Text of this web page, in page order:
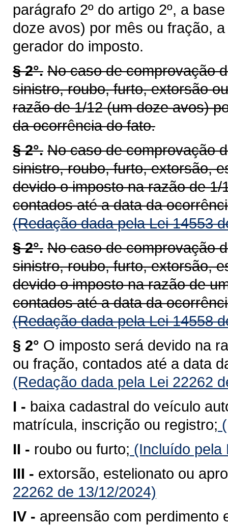
parágrafo 2º do artigo 2º, a
doze avos) por mês ou fração,
gerador do imposto.
§ 2°. No caso de comprovação
sinistro, roubo, furto, extorsão
razão de 1/12 (um doze avos)
da ocorrência do fato.
§ 2°. No caso de comprovação
sinistro, roubo, furto, extorsão,
devido o imposto na razão de
contados até a data da
(Redação dada pela Lei 14553
§ 2°. No caso de comprovação
sinistro, roubo, furto, extorsão,
devido o imposto na razão de
contados até a data da
(Redação dada pela Lei 14558
§ 2° O imposto será devido na
ou fração, contados até a data
(Redação dada pela Lei 22262
I - baixa cadastral do veículo
matrícula, inscrição ou registro;
II - roubo ou furto; (Incluído pela
III - extorsão, estelionato ou
22262 de 13/12/2024)
IV - apreensão com perdimento